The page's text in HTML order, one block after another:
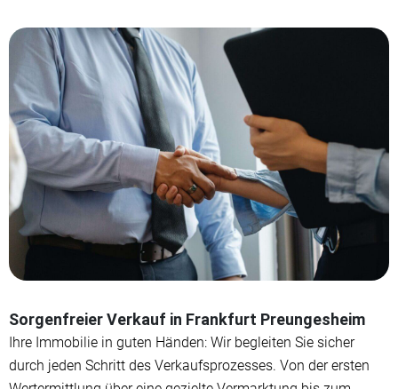
Sorgenfreier Verkauf in Frankfurt Preungesheim
Ihre Immobilie in guten Händen: Wir begleiten Sie sicher
durch jeden Schritt des Verkaufsprozesses. Von der ersten